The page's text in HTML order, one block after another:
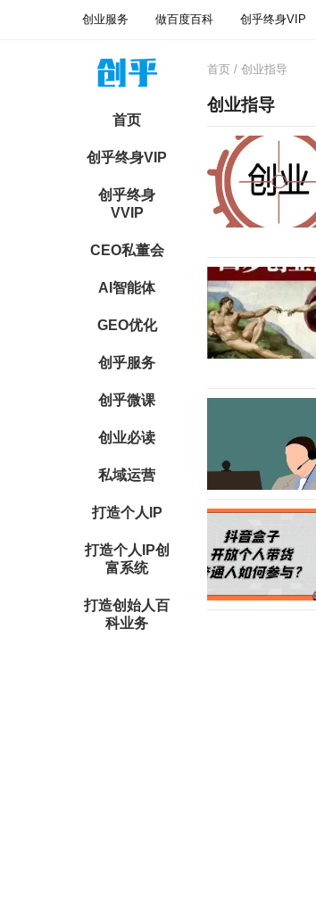
创业服务 做百度百科 创乎终身VIP
首页
创乎终身VIP
创乎终身
VVIP
CEO私董会
AI智能体
GEO优化
创乎服务
创乎微课
创业必读
私域运营
打造个人IP
打造个人IP创
富系统
打造创始人百
科业务
首页 / 创业指导
创业指导